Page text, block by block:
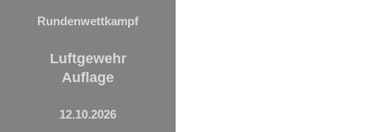
Rundenwettkampf
Luftgewehr
Auflage
12.10.2026